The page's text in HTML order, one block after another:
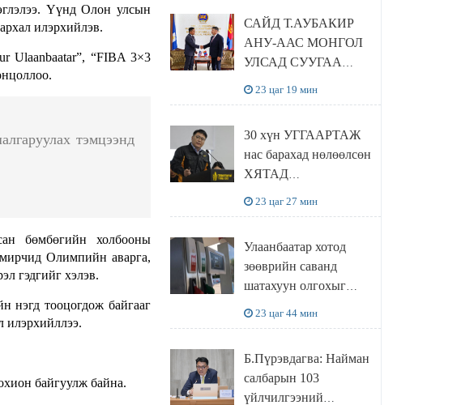
Үүнд Олон улсын
илэрхийлэв.
Ulaanbaatar”, “FIBA 3×3
тэмцээнд
бөмбөгийн холбооны
Олимпийн аварга,
гэдгийг хэлэв.
нэгд тооцогдож байгааг
илэрхийллээ.
байгуулж байна.
САЙД Т.АУБАКИР
АНУ-ААС МОНГОЛ
УЛСАД СУУГАА
ХҮЛЭЭН АВЧ
УУЛЗЛАА
23 цаг 19 мин
30 хүн УГГААРТАЖ
нас барахад нөлөөлсөн
ХЯТАД
худалдаж авахаар
болжээ
23 цаг 27 мин
Улаанбаатар хотод
зөөврийн саванд
шатахуун олгохыг
23 цаг 44 мин
Б.Пүрэвдагва: Найман
салбарын 103
үйлчилгээний